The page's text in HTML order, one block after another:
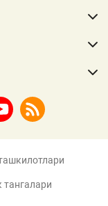
тангалари